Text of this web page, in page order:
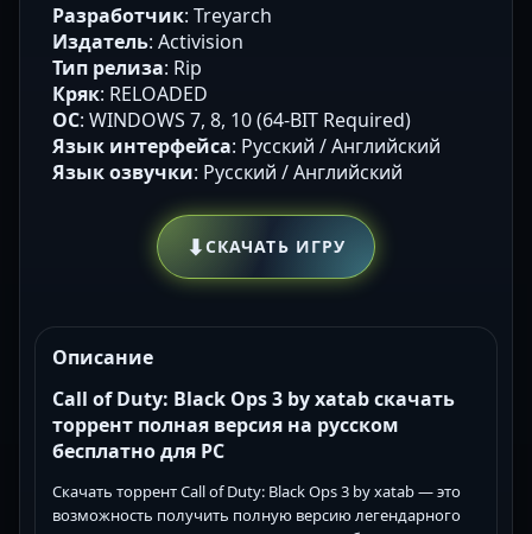
Разработчик: Treyarch
Издатель: Activision
Тип релиза: Rip
Кряк: RELOADED
ОС: WINDOWS 7, 8, 10 (64-BIT Required)
Язык интерфейса: Русский / Английский
Язык озвучки: Русский / Английский
⬇СКАЧАТЬ ИГРУ
Описание
Call of Duty: Black Ops 3 by xatab скачать
торрент полная версия на русском
бесплатно для PC
Скачать торрент Call of Duty: Black Ops 3 by xatab — это
возможность получить полную версию легендарного